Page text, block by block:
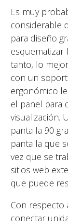
Es muy
considerable
para diseño
esquematizar
tanto, lo
con un
ergonómico
el panel para
visualización.
pantalla 90
pantalla que
vez que se
sitios web
que puede
Con
conectar